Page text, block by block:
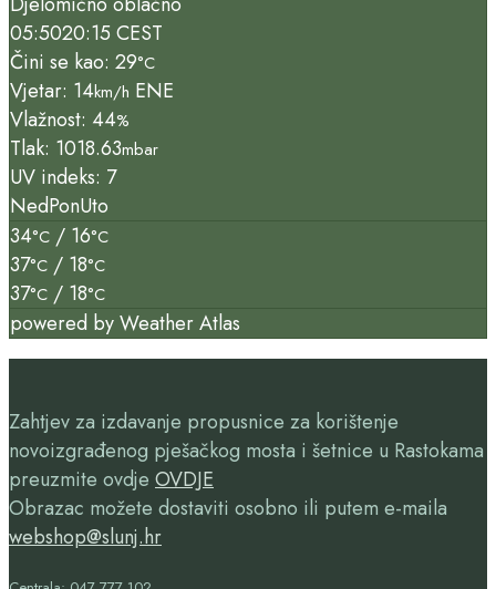
05:5020:15 CEST
Čini se kao: 29°C
Vjetar: 14km/h ENE
Vlažnost: 44%
Tlak: 1018.63mbar
UV indeks: 7
NedPonUto
34°C / 16°C
37°C / 18°C
37°C / 18°C
powered byWeather Atlas
Zahtjev za izdavanje propusnice za korištenje
novoizgrađenog pješačkog mosta i šetnice u Rastokama
preuzmite ovdje OVDJE
Obrazac možete dostaviti osobno ili putem e-maila
webshop@slunj.hr